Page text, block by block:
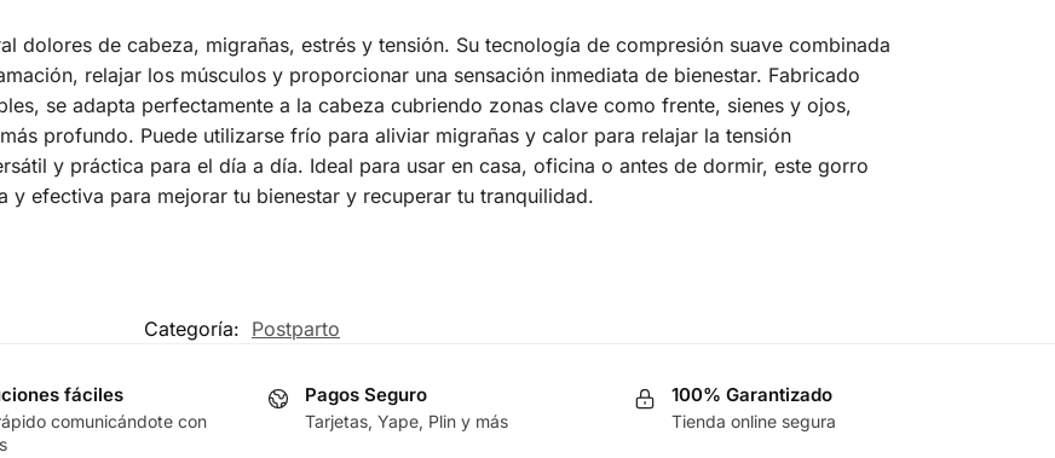
dolores de cabeza, migrañas, estrés y tensión. Su tecnología de compresión suave combinada
relajar los músculos y proporcionar una sensación inmediata de bienestar. Fabricado
se adapta perfectamente a la cabeza cubriendo zonas clave como frente, sienes y ojos,
profundo. Puede utilizarse frío para aliviar migrañas y calor para relajar la tensión
y práctica para el día a día. Ideal para usar en casa, oficina o antes de dormir, este gorro
y efectiva para mejorar tu bienestar y recuperar tu tranquilidad.
Categoría: Postparto
fáciles
comunicándote con
Pagos Seguro
Tarjetas, Yape, Plin y más
100% Garantizado
Tienda online segura